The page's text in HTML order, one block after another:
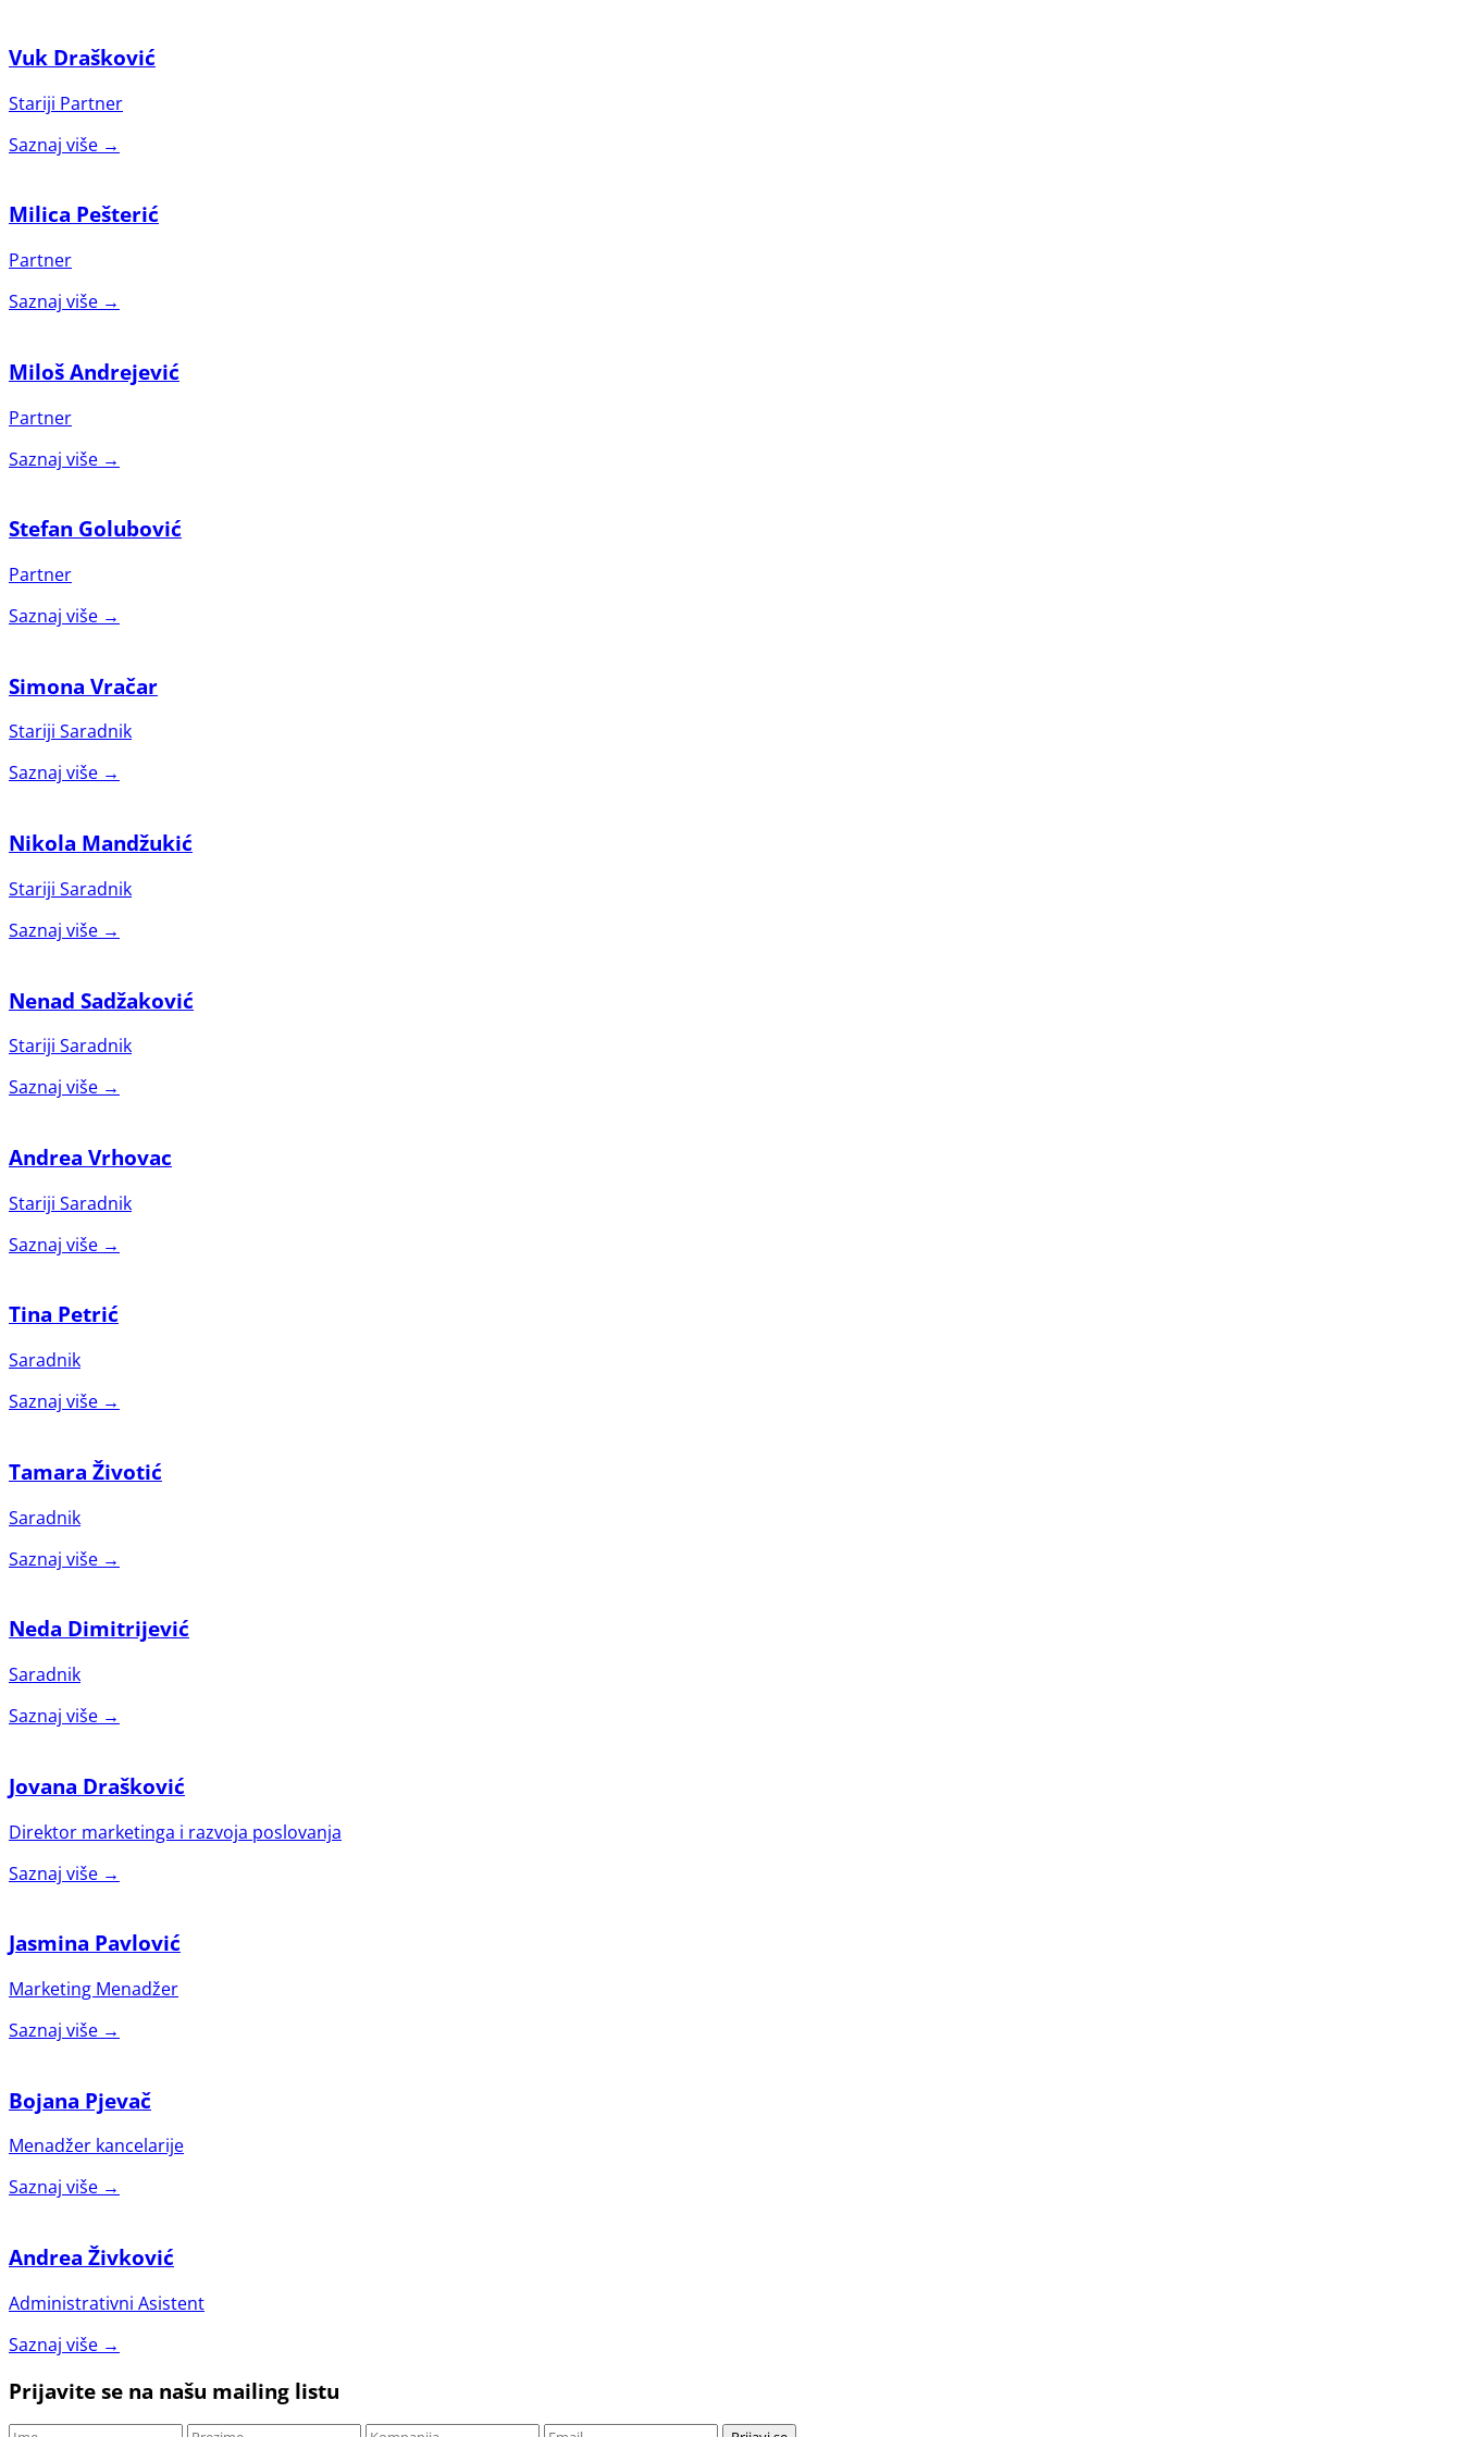
Vuk Drašković
Stariji Partner
Saznaj više →
Milica Pešterić
Partner
Saznaj više →
Miloš Andrejević
Partner
Saznaj više →
Stefan Golubović
Partner
Saznaj više →
Simona Vračar
Stariji Saradnik
Saznaj više →
Nikola Mandžukić
Stariji Saradnik
Saznaj više →
Nenad Sadžaković
Stariji Saradnik
Saznaj više →
Andrea Vrhovac
Stariji Saradnik
Saznaj više →
Tina Petrić
Saradnik
Saznaj više →
Tamara Životić
Saradnik
Saznaj više →
Neda Dimitrijević
Saradnik
Saznaj više →
Jovana Drašković
Direktor marketinga i razvoja poslovanja
Saznaj više →
Jasmina Pavlović
Marketing Menadžer
Saznaj više →
Bojana Pjevač
Menadžer kancelarije
Saznaj više →
Andrea Živković
Administrativni Asistent
Saznaj više →
Prijavite se na našu mailing listu